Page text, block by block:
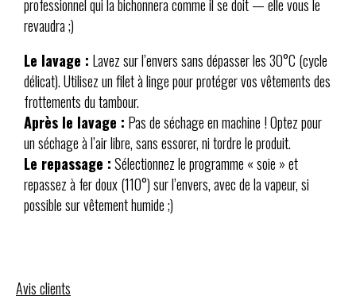
professionnel qui la bichonnera comme il se doit — elle vous le
revaudra ;)
Le lavage : Lavez sur l’envers sans dépasser les 30°C (cycle
délicat). Utilisez un filet à linge pour protéger vos vêtements des
frottements du tambour.
Après le lavage : Pas de séchage en machine ! Optez pour
un séchage à l’air libre, sans essorer, ni tordre le produit.
Le repassage :Sélectionnez le programme « soie » et
repassez à fer doux (110°) sur l’envers, avec de la vapeur, si
possible sur vêtement humide ;)
Avis clients